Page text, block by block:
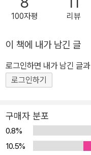
있었다. 국내에서는 테크
’팔란티어’가 처음 선보인다. >>현대의 온라인 게임 중독을 예견하고
보급율이라는 세계 최고의
작용으로 2000년 불과
10만여 건으로 폭증했으
범죄에 빠져든 청소년은
티어\’는 이런 게임 중독
통해 독자에게 메시지를
100자평 리뷰
이 책에 내가 남긴 글
로그인하면 내가 남긴 글
로그인하기
구매자 분포
0.8%
10.5%